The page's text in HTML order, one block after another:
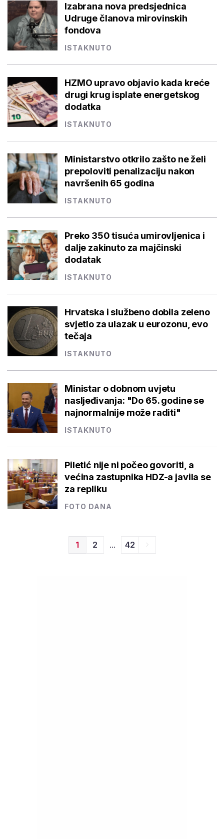
Izabrana nova predsjednica
Udruge članova mirovinskih
fondova
ISTAKNUTO
HZMO upravo objavio kada kreće
drugi krug isplate energetskog
dodatka
ISTAKNUTO
Ministarstvo otkrilo zašto ne želi
prepoloviti penalizaciju nakon
navršenih 65 godina
ISTAKNUTO
Preko 350 tisuća umirovljenica i
dalje zakinuto za majčinski
dodatak
ISTAKNUTO
Hrvatska i službeno dobila zeleno
svjetlo za ulazak u eurozonu, evo
tečaja
ISTAKNUTO
Ministar o dobnom uvjetu
nasljeđivanja: "Do 65. godine se
najnormalnije može raditi"
ISTAKNUTO
Piletić nije ni počeo govoriti, a
većina zastupnika HDZ-a javila se
za repliku
FOTO DANA
1 2 ... 42